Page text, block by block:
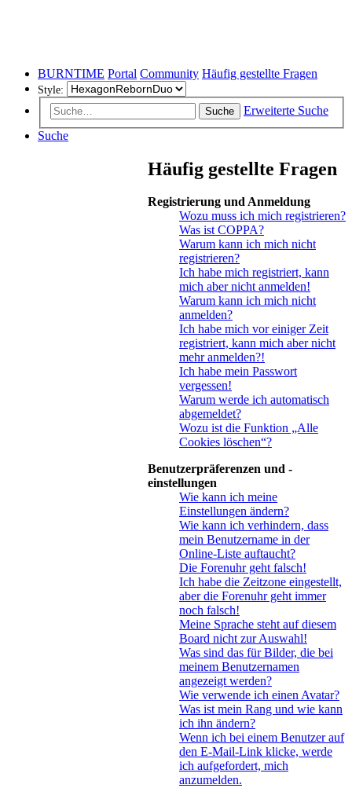
BURNTIME Portal Community Häufig gestellte Fragen
Style:
Suche
Erweiterte Suche
Suche
Häufig gestellte Fragen
Registrierung und Anmeldung
Wozu muss ich mich registrieren?
Was ist COPPA?
Warum kann ich mich nicht
registrieren?
Ich habe mich registriert, kann
mich aber nicht anmelden!
Warum kann ich mich nicht
anmelden?
Ich habe mich vor einiger Zeit
registriert, kann mich aber nicht
mehr anmelden?!
Ich habe mein Passwort
vergessen!
Warum werde ich automatisch
abgemeldet?
Wozu ist die Funktion „Alle
Cookies löschen“?
Benutzerpräferenzen und -
einstellungen
Wie kann ich meine
Einstellungen ändern?
Wie kann ich verhindern, dass
mein Benutzername in der
Online-Liste auftaucht?
Die Forenuhr geht falsch!
Ich habe die Zeitzone eingestellt,
aber die Forenuhr geht immer
noch falsch!
Meine Sprache steht auf diesem
Board nicht zur Auswahl!
Was sind das für Bilder, die bei
meinem Benutzernamen
angezeigt werden?
Wie verwende ich einen Avatar?
Was ist mein Rang und wie kann
ich ihn ändern?
Wenn ich bei einem Benutzer auf
den E-Mail-Link klicke, werde
ich aufgefordert, mich
anzumelden.